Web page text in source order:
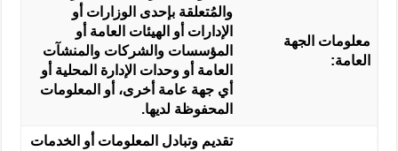
معلومات الجهة
العامة:
والمُتعلقة بإحدى الوزارات أو
الإدارات أو الهيئات العامة أو
المؤسسات والشركات والمنشآت
العامة أو وحدات الإدارة المحلية أو
أي جهة عامة أخرى، أو المعلومات
المحفوظة لديها.
تقديم وتبادل المعلومات أو الخدمات